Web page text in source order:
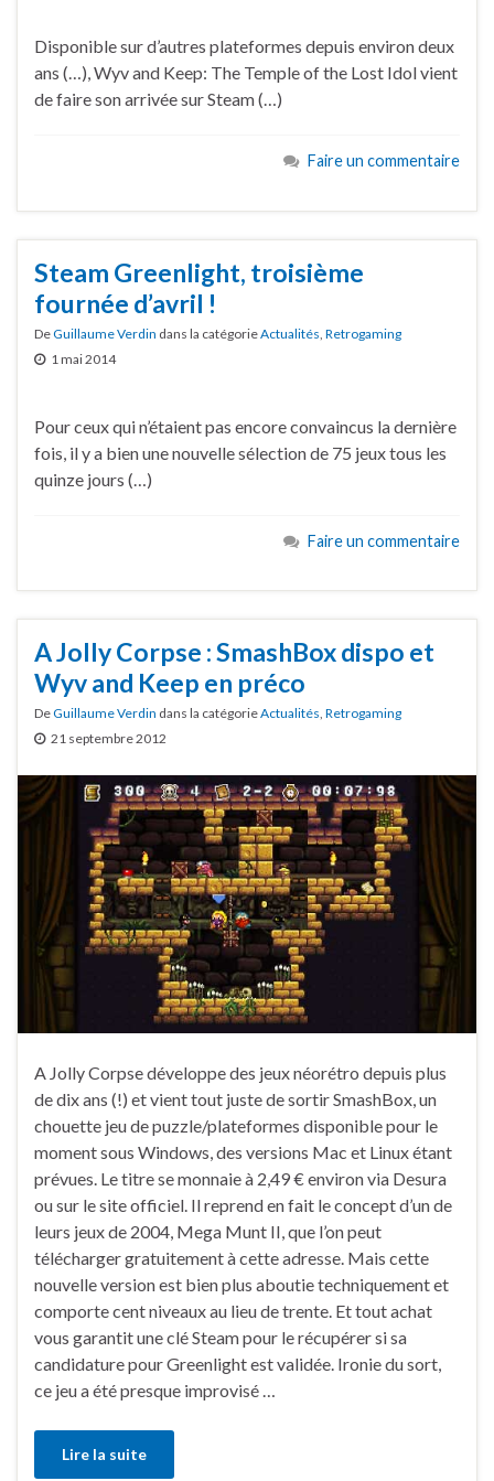
Disponible sur d’autres plateformes depuis environ deux
ans (…), Wyv and Keep: The Temple of the Lost Idol vient
de faire son arrivée sur Steam (…)
Faire un commentaire
Steam Greenlight, troisième
fournée d’avril !
DeGuillaume Verdin dans la catégorieActualités Retrogaming
1 mai 2014
Pour ceux qui n’étaient pas encore convaincus la dernière
fois, il y a bien une nouvelle sélection de 75 jeux tous les
quinze jours (…)
Faire un commentaire
A Jolly Corpse : SmashBox dispo et
Wyv and Keep en préco
DeGuillaume Verdin dans la catégorieActualités, Retrogaming
21 septembre 2012
A Jolly Corpse développe des jeux néorétro depuis plus
de dix ans (!) et vient tout juste de sortir SmashBox, un
chouette jeu de puzzle/plateformes disponible pour le
moment sous Windows, des versions Mac et Linux étant
prévues. Le titre se monnaie à 2,49 € environ via Desura
ou sur le site officiel. Il reprend en fait le concept d’un de
leurs jeux de 2004, Mega Munt II, que l’on peut
télécharger gratuitement à cette adresse. Mais cette
nouvelle version est bien plus aboutie techniquement et
comporte cent niveaux au lieu de trente. Et tout achat
vous garantit une clé Steam pour le récupérer si sa
candidature pour Greenlight est validée. Ironie du sort,
ce jeu a été presque improvisé …
Lire la suite